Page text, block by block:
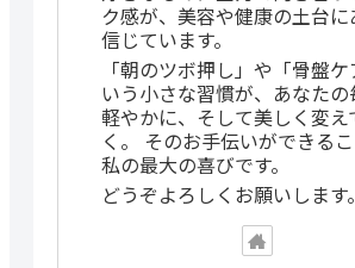
ク感が、美容や健康の土台に
信じています。
「朝のツボ押し」や「骨盤ケ
いう小さな習慣が、あなたの
軽やかに、そして美しく変え
く。 そのお手伝いができるこ
私の最大の喜びです。
どうぞよろしくお願いします。